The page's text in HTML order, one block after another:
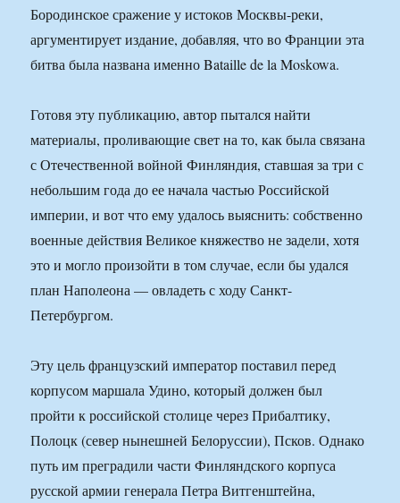
Бородинское сражение у истоков Москвы-реки,
аргументирует издание, добавляя, что во Франции эта
битва была названа именно Bataille de la Moskowa.
Готовя эту публикацию, автор пытался найти
материалы, проливающие свет на то, как была связана
с Отечественной войной Финляндия, ставшая за три с
небольшим года до ее начала частью Российской
империи, и вот что ему удалось выяснить: собственно
военные действия Великое княжество не задели, хотя
это и могло произойти в том случае, если бы удался
план Наполеона — овладеть с ходу Санкт-
Петербургом.
Эту цель французский император поставил перед
корпусом маршала Удино, который должен был
пройти к российской столице через Прибалтику,
Полоцк (север нынешней Белоруссии), Псков. Однако
путь им преградили части Финляндского корпуса
русской армии генерала Петра Витгенштейна,